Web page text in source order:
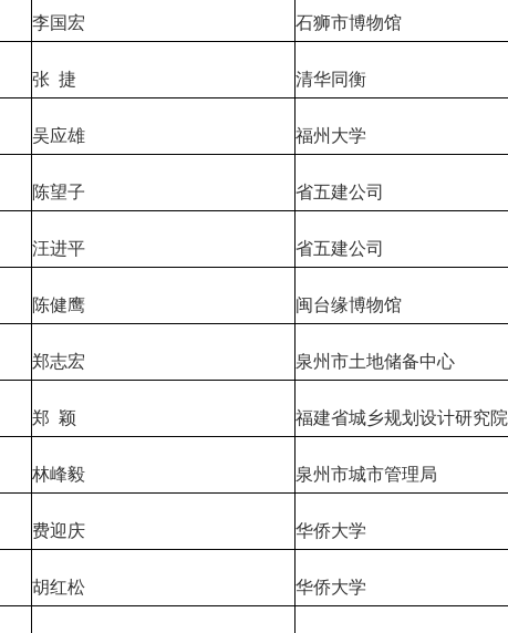
李国宏 石狮市博物馆
张 捷 清华同衡
吴应雄 福州大学
陈望子 省五建公司
汪进平 省五建公司
陈健鹰 闽台缘博物馆
郑志宏 泉州市土地储备中心
郑 颖 福建省城乡规划设计研究院
林峰毅 泉州市城市管理局
费迎庆 华侨大学
胡红松 华侨大学